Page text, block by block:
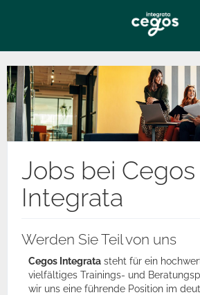
Jobs bei Cegos
Integrata
Werden Sie Teil von uns
Cegos Integrata steht für ein
vielfältiges Trainings- und
wir uns eine führende Position im